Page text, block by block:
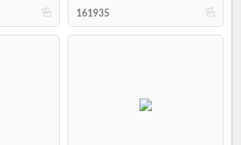
b b
161935